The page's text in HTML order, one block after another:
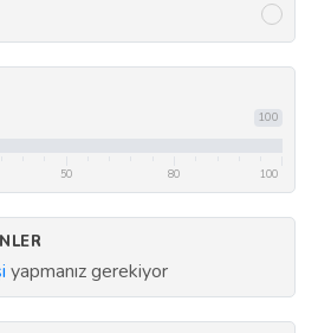
100
50 80 100
yapmanız gerekiyor